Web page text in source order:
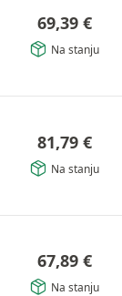
69,39 €
Na stanju
81,79 €
Na stanju
67,89 €
Na stanju